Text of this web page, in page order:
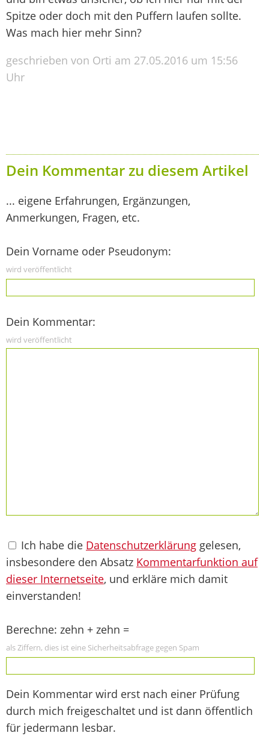
Spitze oder doch mit den Puffern laufen sollte.
Was mach hier mehr Sinn?
geschrieben von Orti am 27.05.2016 um 15:56
Uhr
Dein Kommentar zu diesem Artikel
... eigene Erfahrungen, Ergänzungen,
Anmerkungen, Fragen, etc.
Dein Vorname oder Pseudonym:
wird veröffentlicht
Dein Kommentar:
wird veröffentlicht
Ich habe die Datenschutzerklärung gelesen,
insbesondere den Absatz Kommentarfunktion auf
dieser Internetseite, und erkläre mich damit
einverstanden!
Berechne: zehn + zehn =
als Ziffern, dies ist eine Sicherheitsabfrage gegen Spam
Dein Kommentar wird erst nach einer Prüfung
durch mich freigeschaltet und ist dann öffentlich
für jedermann lesbar.